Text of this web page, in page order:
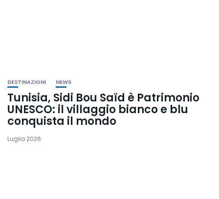
DESTINAZIONI NEWS
Tunisia, Sidi Bou Saïd è Patrimonio
UNESCO: il villaggio bianco e blu
conquista il mondo
Luglio 2026